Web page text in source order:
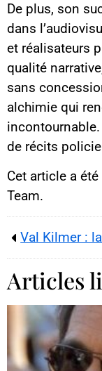
De plus, son
dans
et réalisateurs
qualité
sans
alchimie qui
de récits
Cet article a
Team.
Articles